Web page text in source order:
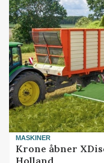
MASKINER
Krone åbner